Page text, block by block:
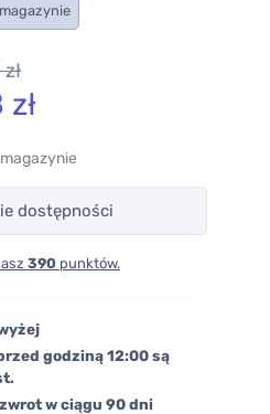
zł
zł
dostępności
390 punktów.
godziną 12:00 są
w ciągu 90 dni